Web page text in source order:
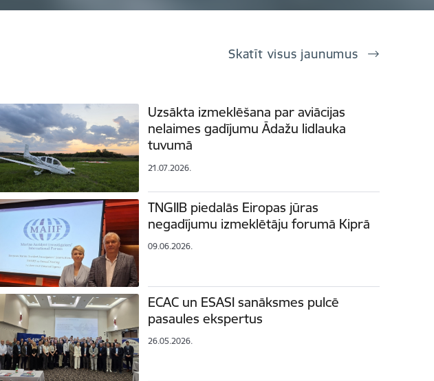
Skatīt visus jaunumus
Uzsākta izmeklēšana par aviācijas
nelaimes gadījumu Ādažu lidlauka
tuvumā
21.07.2026.
TNGIIB piedalās Eiropas jūras
negadījumu izmeklētāju forumā Kiprā
09.06.2026.
ECAC un ESASI sanāksmes pulcē
pasaules ekspertus
26.05.2026.